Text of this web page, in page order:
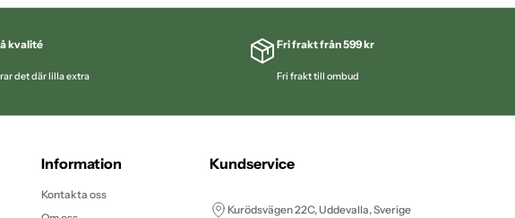
kvalité
det där lilla extra
Fri frakt från 599 kr
Fri frakt till ombud
Information
Kontakta oss
Kundservice
Kurödsvägen 22C, Uddevalla, Sverige